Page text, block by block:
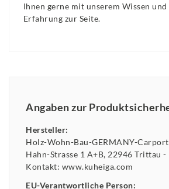
Ihnen gerne mit unserem Wissen
Erfahrung zur Seite.
Angaben zur
Hersteller:
Holz-Wohn-Bau-GERMANY-
Hahn-Strasse 1 A+B 22946 Trittau
Kontakt: www.kuheiga.com
EU-Verantwortliche Person: